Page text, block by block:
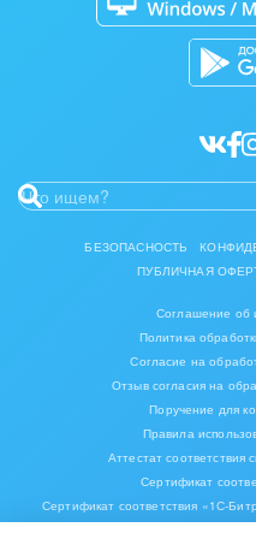
Разработчикам приложений
БЕЗОПАСНОСТЬ
ПУБЛИЧНАЯ
Соглашение об
Политика
Согласие на
Отзыв согласия на
Поручение для
Правила
Аттестат
Сертификат
Сертификат соответствия «1С-